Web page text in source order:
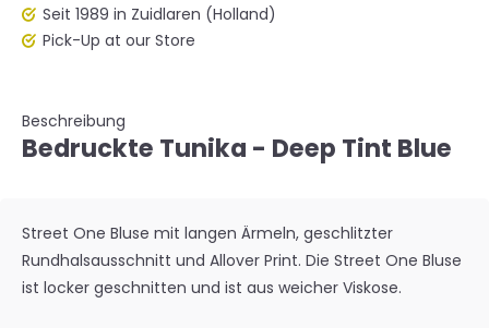
Seit 1989 in Zuidlaren (Holland)
Pick-Up at our Store
Beschreibung
Bedruckte Tunika - Deep Tint Blue
Street One Bluse mit langen Ärmeln, geschlitzter
Rundhalsausschnitt und Allover Print. Die Street One Bluse
ist locker geschnitten und ist aus weicher Viskose.